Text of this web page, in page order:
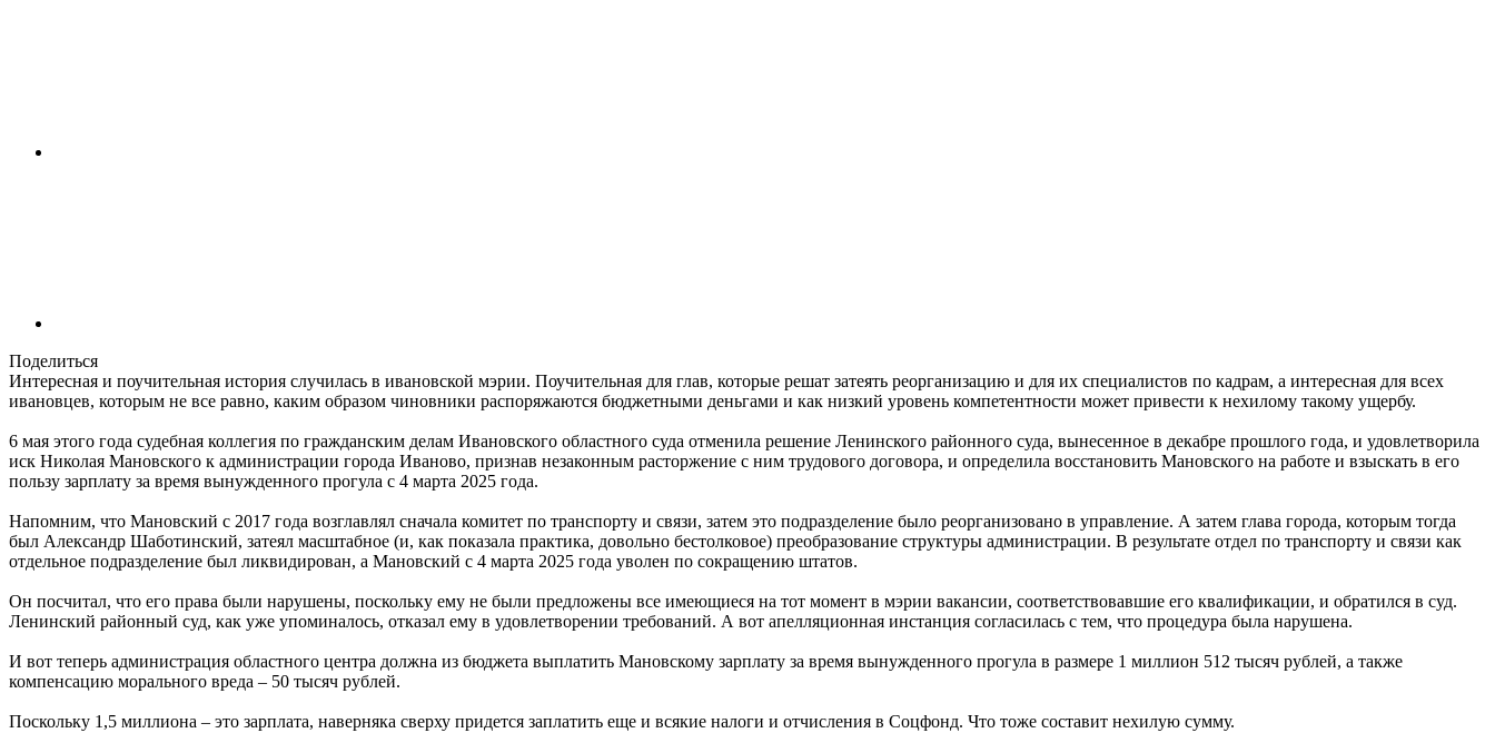
Поделиться
Интересная и поучительная история случилась в ивановской мэрии. Поучительная для глав, которые решат затеять реорганизацию и для их специалистов по кадрам, а интересная для всех
ивановцев, которым не все равно, каким образом чиновники распоряжаются бюджетными деньгами и как низкий уровень компетентности может привести к нехилому такому ущербу.
6 мая этого года судебная коллегия по гражданским делам Ивановского областного суда отменила решение Ленинского районного суда, вынесенное в декабре прошлого года, и удовлетворила
иск Николая Мановского к администрации города Иваново, признав незаконным расторжение с ним трудового договора, и определила восстановить Мановского на работе и взыскать в его
пользу зарплату за время вынужденного прогула с 4 марта 2025 года.
Напомним, что Мановский с 2017 года возглавлял сначала комитет по транспорту и связи, затем это подразделение было реорганизовано в управление. А затем глава города, которым тогда
был Александр Шаботинский, затеял масштабное (и, как показала практика, довольно бестолковое) преобразование структуры администрации. В результате отдел по транспорту и связи как
отдельное подразделение был ликвидирован, а Мановский с 4 марта 2025 года уволен по сокращению штатов.
Он посчитал, что его права были нарушены, поскольку ему не были предложены все имеющиеся на тот момент в мэрии вакансии, соответствовавшие его квалификации, и обратился в суд.
Ленинский районный суд, как уже упоминалось, отказал ему в удовлетворении требований. А вот апелляционная инстанция согласилась с тем, что процедура была нарушена.
И вот теперь администрация областного центра должна из бюджета выплатить Мановскому зарплату за время вынужденного прогула в размере 1 миллион 512 тысяч рублей, а также
компенсацию морального вреда – 50 тысяч рублей.
Поскольку 1,5 миллиона – это зарплата, наверняка сверху придется заплатить еще и всякие налоги и отчисления в Соцфонд. Что тоже составит нехилую сумму.